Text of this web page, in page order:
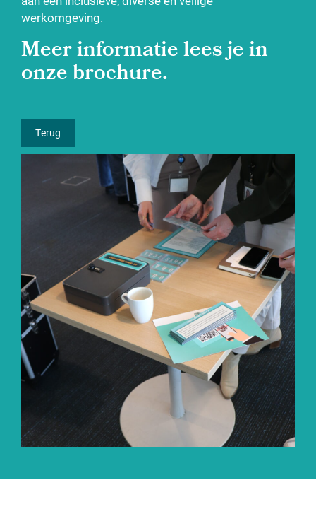
werkomgeving.
Meer informatie lees je in
onze brochure.
Terug